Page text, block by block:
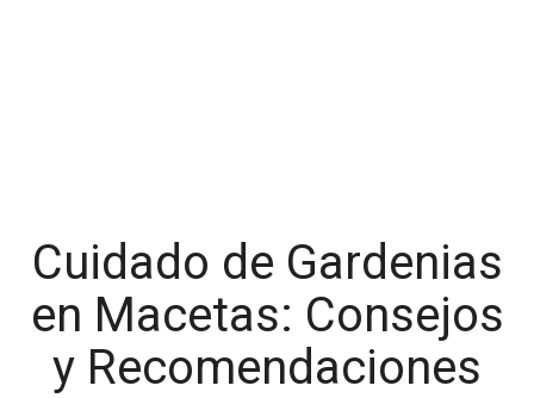
Cuidado de Gardenias
en Macetas: Consejos
y Recomendaciones